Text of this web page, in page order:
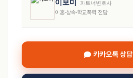
이보미
파트너변호사
이혼·상속·학교폭력 전담
카카오톡 상담